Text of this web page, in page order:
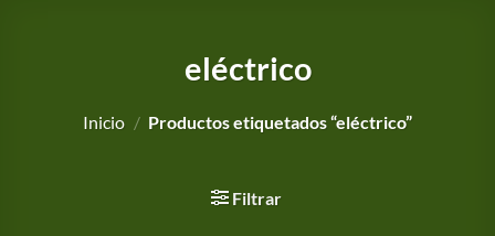
eléctrico
Inicio / Productos etiquetados “eléctrico”
Filtrar